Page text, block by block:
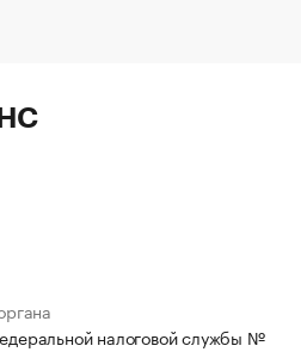
налоговой службы №